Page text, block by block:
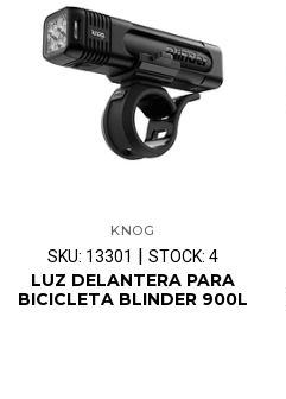
KNOG
SKU: 13301 | STOCK: 4
LUZ DELANTERA PARA
BICICLETA BLINDER 900L